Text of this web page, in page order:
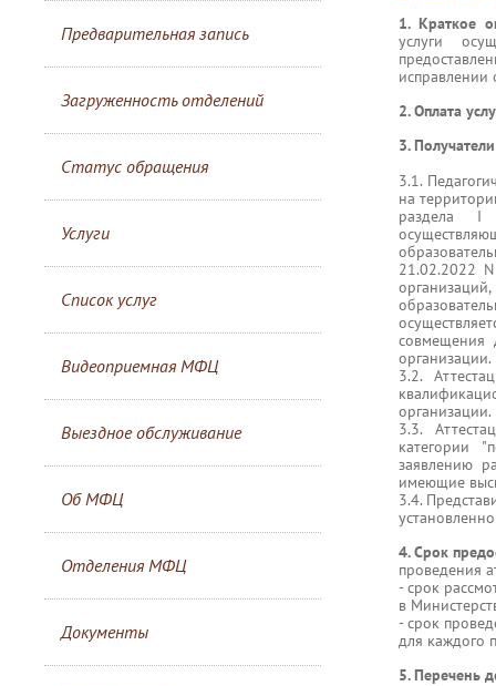
Предварительная запись
Загруженность отделений
Статус обращения
Услуги
Список услуг
Видеоприемная МФЦ
Выездное обслуживание
Об МФЦ
Отделения МФЦ
Документы
1. Краткое
услуги
исправлении
2. Оплата
3.
3.1.
на
раздела I
21.02.2022
совмещения
организации.
3.2.
организации.
3.3.
категории
заявлению
имеющие
3.4.
4. Срок
проведения
- срок
в
- срок
для каждого
5. Перечень